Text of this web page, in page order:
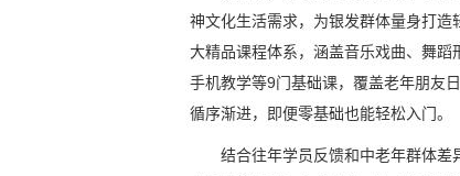
神文化生活需求，为银发群体量身打
大精品课程体系，涵盖音乐戏曲、舞
手机教学等9门基础课，覆盖老年朋友
循序渐进，即便零基础也能轻松入门。
结合往年学员反馈和中老年群体差